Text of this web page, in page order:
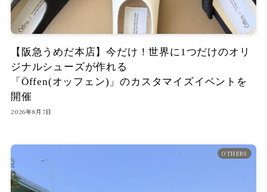
【阪急うめだ本店】今だけ！世界に1つだけのオリ
ジナルシューズが作れる
「Öffen(オッフェン)」のカスタマイズイベントを
開催
2026年8月7日
OTHERS